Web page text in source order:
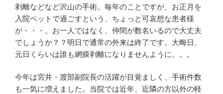
剥離などなど沢山の手術。毎年のことですが、お正月を
入院ベットで過ごすという、ちょっと可哀想な患者様
が・・・。お一人ではなく、仲間が数名いるので大丈夫
でしょうか？？明日で通常の外来は終了です。大晦日、
元日くらいは誰も網膜剥離になりませんように。。。
今年は宮井・渡部副院長の活躍が目覚ましく、手術件数
も一気に増えました。当院では近年、近隣の方以外の軽